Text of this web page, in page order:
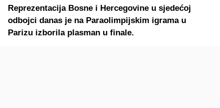
Reprezentacija Bosne i Hercegovine u sjedećoj
odbojci danas je na Paraolimpijskim igrama u
Parizu izborila plasman u finale.